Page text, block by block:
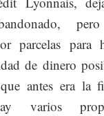
parcelas para
de dinero
antes era la
varios